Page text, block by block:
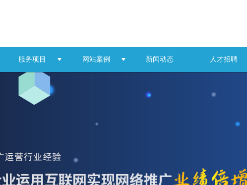
服务项目 网站案例 新闻动态 人才招聘